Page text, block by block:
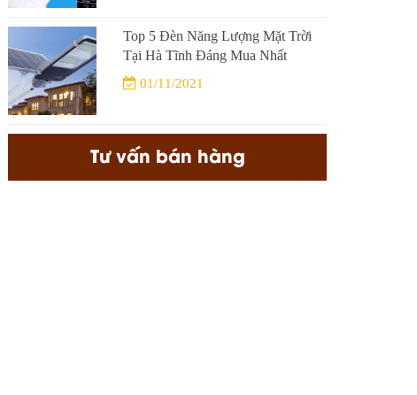
Top 5 Đèn Năng Lượng Mặt Trời
Tại Hà Tĩnh Đáng Mua Nhất
01/11/2021
Tư vấn bán hàng